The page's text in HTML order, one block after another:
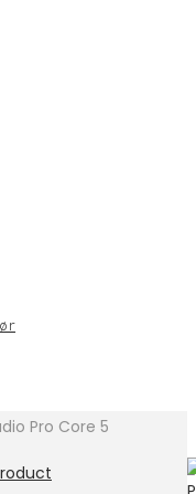
Pro Core 5